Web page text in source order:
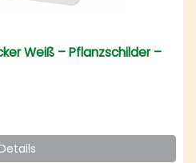
Weiß – Pflanzschilder –
Details